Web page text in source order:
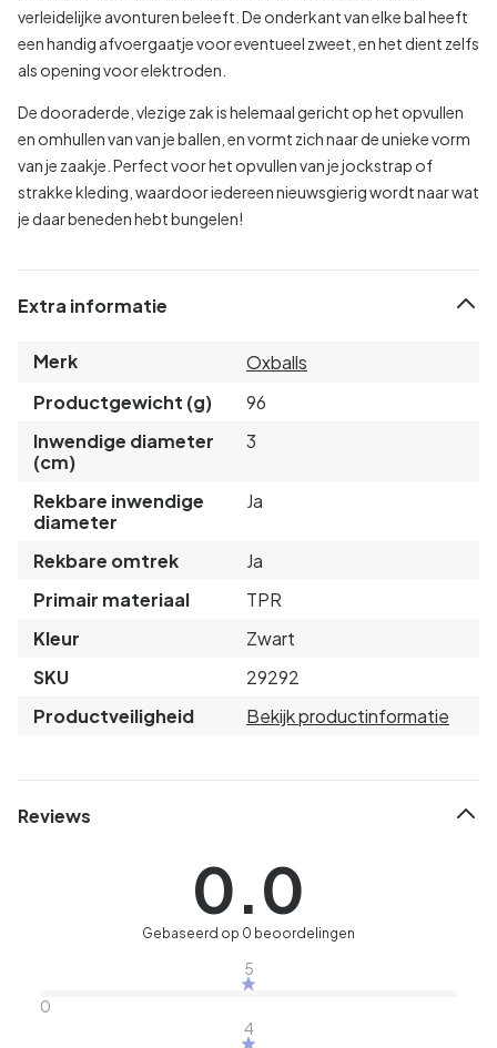
verleidelijke avonturen beleeft. De onderkant van elke bal heeft
een handig afvoergaatje voor eventueel zweet, en het dient zelfs
als opening voor elektroden.
De dooraderde, vlezige zak is helemaal gericht op het opvullen
en omhullen van van je ballen, en vormt zich naar de unieke vorm
van je zaakje. Perfect voor het opvullen van je jockstrap of
strakke kleding, waardoor iedereen nieuwsgierig wordt naar wat
je daar beneden hebt bungelen!
Extra informatie
Merk
Oxballs
Productgewicht (g)
96
Inwendige diameter
(cm)
3
Rekbare inwendige
diameter
Ja
Rekbare omtrek
Ja
Primair materiaal
TPR
Kleur
Zwart
SKU
29292
Productveiligheid
Bekijk productinformatie
Reviews
0.0
Gebaseerd op 0 beoordelingen
5
0
4